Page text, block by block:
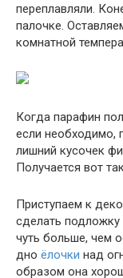
переплавляли.
палочке.
комнатной
Когда парафин
если необходимо,
лишний кусочек
Получается вот
Приступаем к
сделать подложку
чуть больше, чем
дно ёлочки над
образом она